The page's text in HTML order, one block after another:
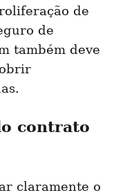
de
de
também deve
contrato
claramente o